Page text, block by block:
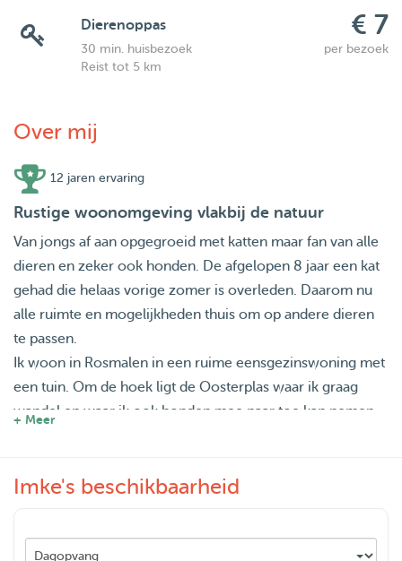
Dierenoppas € 7
30 min. huisbezoek
per bezoek
Reist tot 5 km
Over mij
12 jaren ervaring
Rustige woonomgeving vlakbij de natuur
Van jongs af aan opgegroeid met katten maar fan van alle
dieren en zeker ook honden. De afgelopen 8 jaar een kat
gehad die helaas vorige zomer is overleden. Daarom nu
alle ruimte en mogelijkheden thuis om op andere dieren
te passen.
Ik woon in Rosmalen in een ruime eensgezinswoning met
een tuin. Om de hoek ligt de Oosterplas waar ik graag
wandel en waar ik ook honden mee naar toe kan nemen
oppassen. Voor langere periode oppassen kan ik mogelijk
dan kan ik het (in overleg) vaak wel combineren met
+ Meer
Imke's beschikbaarheid